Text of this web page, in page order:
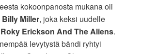
kokoonpanosta mukana oli
Billy Miller, joka keksi uudelle
Roky Erickson And The Aliens.
levytystä bändi ryhtyi